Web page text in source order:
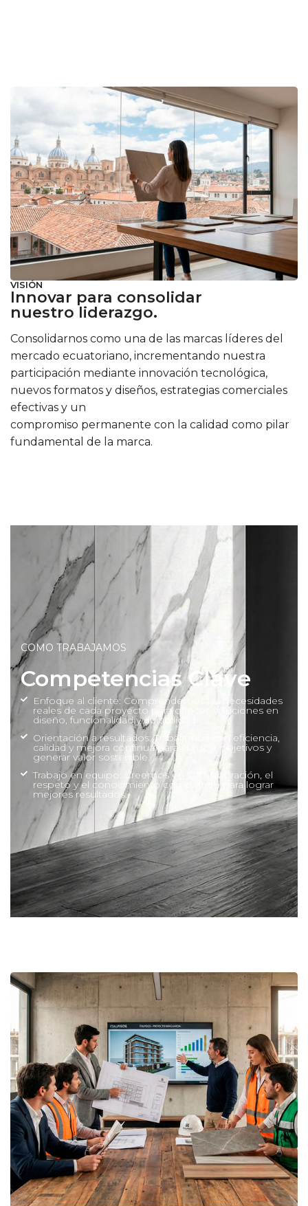
VISIÓN
Innovar para consolidar
nuestro liderazgo.
Consolidarnos como una de las marcas líderes del
mercado ecuatoriano, incrementando nuestra
participación mediante innovación tecnológica,
nuevos formatos y diseños, estrategias comerciales
efectivas y un
compromiso permanente con la calidad como pilar
fundamental de la marca.
COMO TRABAJAMOS
Competencias Clave
Enfoque al cliente: Comprendemos las necesidades
reales de cada proyecto para ofrecer soluciones en
diseño, funcionalidad y durabilidad.
Orientación a resultados: Trabajamos con eficiencia,
calidad y mejora continua para cumplir objetivos y
generar valor sostenible.
Trabajo en equipo: Creemos en la colaboración, el
respeto y el conocimiento compartido para lograr
mejores resultados.